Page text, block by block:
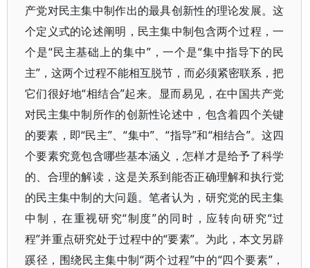
产党对民主集中制作出的最具创新性的理论发展。这
个定义式的论述阐明，民主集中制包含两个过程，一
个是“民主基础上的集中”，一个是“集中指导下的民
主”，这两个过程不能相互脱节，而必须紧密联系，把
它们很好地“相结合”起来。显而易见，在中国共产党
对民主集中制所作的创新性论述中，包含着四个关键
的要素，即“民主”、“集中”、“指导”和“相结合”。这四
个要素究竟包含哪些基本涵义，怎样才是给予了科学
的、合理的解读，这是关系到能否正确理解和执行党
的民主集中制的大问题。笔者认为，研究党的民主集
中制，在重视研究“制度”的同时，应转向研究“过
程”并重点研究处于过程中的“要素”。为此，本文另辟
蹊径，围绕民主集中制“两个过程”中的“四个要素”，